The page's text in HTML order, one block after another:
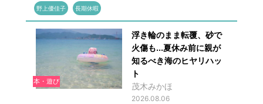
野上優佳子 長期休暇
本・遊び
浮き輪のまま転覆、砂で
火傷も...夏休み前に親が
知るべき海のヒヤリハッ
ト
茂木みかほ
2026.08.06